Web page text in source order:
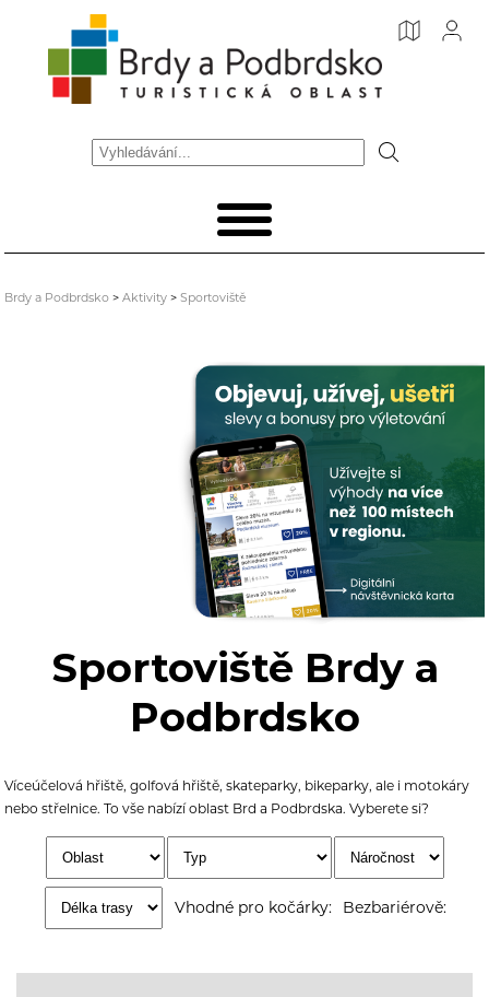
Brdy a Podbrdsko >Aktivity >Sportoviště
Sportoviště Brdy a
Podbrdsko
Víceúčelová hřiště, golfová hřiště, skateparky, bikeparky, ale i motokáry
nebo střelnice. To vše nabízí oblast Brd a Podbrdska. Vyberete si?
Vhodné pro kočárky: Bezbariérově: